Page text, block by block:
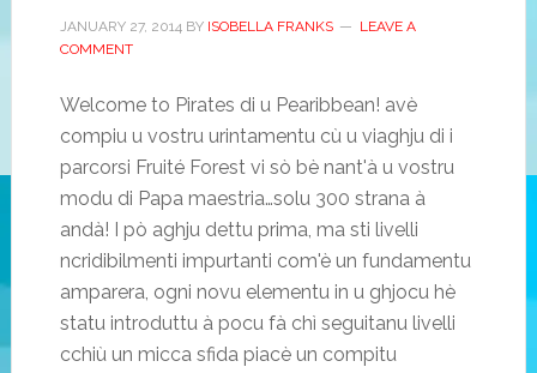
JANUARY27, 2014 BY ISOBELLA FRANKS
LEAVE A
COMMENT
Welcome to Pirates di u Pearibbean! avè
compiu u vostru urintamentu cù u viaghju di i
parcorsi Fruité Forest vi sò bè ​​nant'à u vostru
modu di Papa maestria…solu 300 strana à
andà! I pò aghju dettu prima, ma sti livelli
ncridibilmenti impurtanti com'è un fundamentu
amparera, ogni novu elementu in u ghjocu hè
statu introduttu à pocu fà chì seguitanu livelli
cchiù un micca sfida piacè un compitu